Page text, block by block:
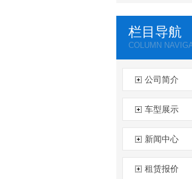
栏目导航
COLUMN
公司简介
车型展示
新闻中心
租赁报价